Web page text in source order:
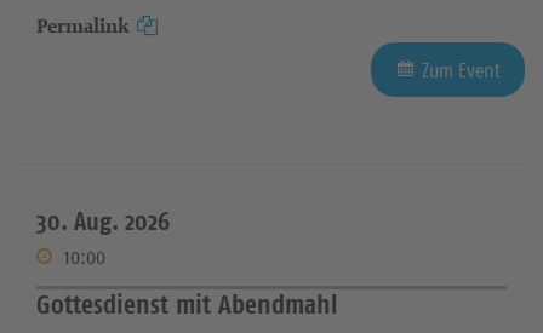
Permalink
Zum Event
30. Aug. 2026
10:00
Gottesdienst mit Abendmahl